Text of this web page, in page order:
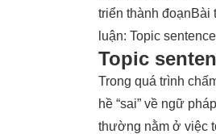
triển thành đoạnBài
luận: Topic
Topic
Trong quá trình
hề “sai” về ngữ
thường nằm ở việc